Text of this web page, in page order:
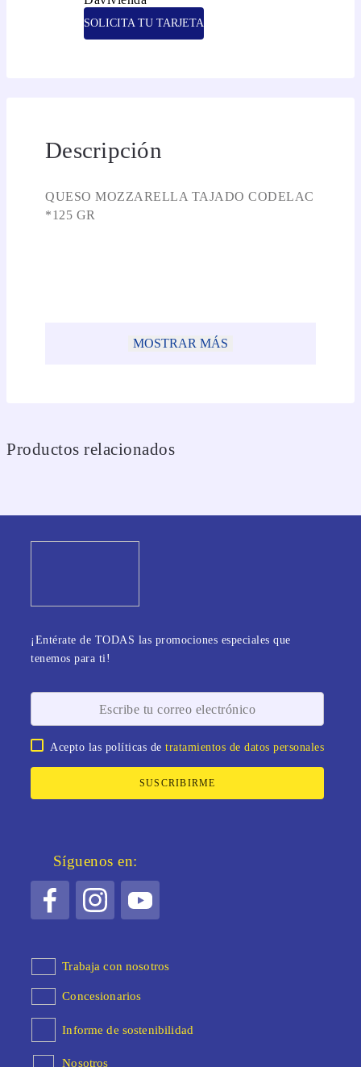
SOLICITA TU TARJETA
Descripción
QUESO MOZZARELLA TAJADO CODELAC
*125 GR
MOSTRAR MÁS
Productos relacionados
¡Entérate de TODAS las promociones especiales que
tenemos para ti!
Acepto las políticas detratamientos de datos personales
SUSCRIBIRME
Síguenos en:
Trabaja con nosotros
Concesionarios
Informe de sostenibilidad
Nosotros